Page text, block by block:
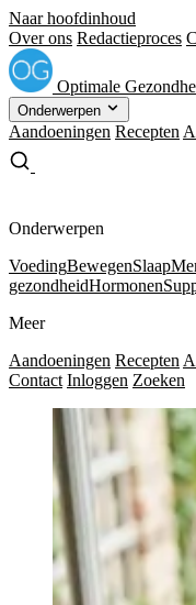
Naar hoofdinhoud
Over ons Redactieproces
Optimale
Onderwerpen
Aandoeningen Recepten
Onderwerpen
VoedingBewegenSlaap
gezondheidHormonen
Meer
Aandoeningen Recepten
Contact Inloggen Zoeken